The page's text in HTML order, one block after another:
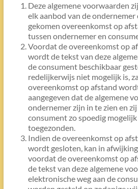
Deze algemene voorwaarden
elk aanbod van de
gekomen overeenkomst op
tussen ondernemer en
Voordat de overeenkomst op
wordt de tekst van deze
de consument beschikbaar
redelijkerwijs niet mogelijk is,
overeenkomst op afstand
aangegeven dat de algemene
ondernemer zijn in te zien en
consument zo spoedig
toegezonden.
Indien de overeenkomst op
wordt gesloten, kan in
voordat de overeenkomst op
de tekst van deze algemene
elektronische weg aan de